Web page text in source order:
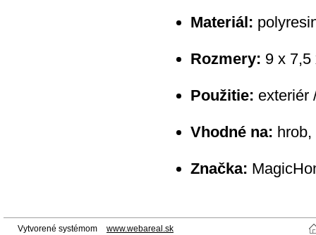
Materiál:
Rozmery: 9 x 7,5
Použitie: exteriér
Vhodné na:
Značka:
Vytvorené systémom www.webareal.sk